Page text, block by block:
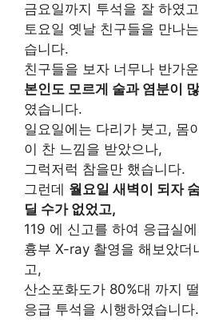
금요일까지 투석을 잘 하였
토요일 옛날 친구들을 만나
습니다.
친구들을 보자 너무나 반가
본인도 모르게 술과 염분이
였습니다.
일요일에는 다리가 붓고, 몸
이 찬 느낌을 받았으나,
그럭저럭 참을만 했습니다.
그런데 월요일 새벽이 되자
딜 수가 없었고,
119 에 신고를 하여 응급실
흉부 X-ray 촬영을 해보았더
고,
산소포화도가 80%대 까지
응급 투석을 시행하였습니다.